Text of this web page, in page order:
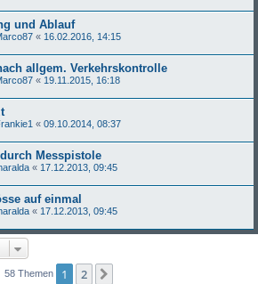
und Ablauf
« 16.02.2016, 14:15
allgem. Verkehrskontrolle
« 19.11.2015, 16:18
« 09.10.2014, 08:37
Messpistole
« 17.12.2013, 09:45
auf einmal
« 17.12.2013, 09:45
58 Themen 1 2